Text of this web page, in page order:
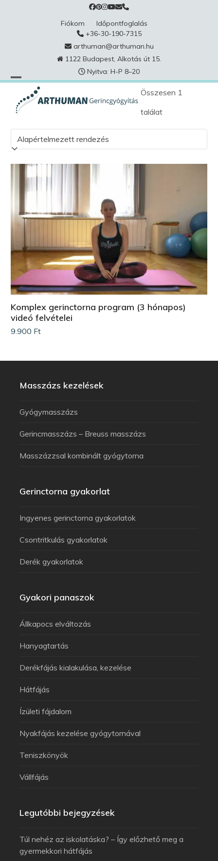
Fiókom
Időpontfoglalás
+36-30-190-7315
arthuman@arthuman.hu
1122 Budapest, Alkotás út 15.
Nyitva: H-P 8–20
Összesen 1
találat
Komplex gerinctorna program (3 hónapos)
videó felvételei
9.900 Ft
Masszázs kezelések
Gyógymasszázs
Gerincmasszázs – Breuss masszázs
Masszázzsal kombinált gyógytorna
Gerinctorna gyakorlat
Ingyenes gerinctorna gyakorlatok
Csontritkulás gyakorlatok
Derék gyakorlatok
Gyakori panaszok
Állkapocs elváltozás
Hanyagtartás
Derékfájás kialakulása, kezelése
Hátfájás
Ízületi fájdalom
Nyakfájás kezelése gyógytornával
Teniszkönyök
Vállfájás
Legutóbbi bejegyzések
Túl nehéz az iskolatáska? – Így előzhető meg a
gyermekkori hátfájás